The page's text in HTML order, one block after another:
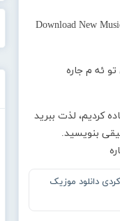
Download New
کردیم، لذت ببرید
بنویسید.
دانلود موزیک